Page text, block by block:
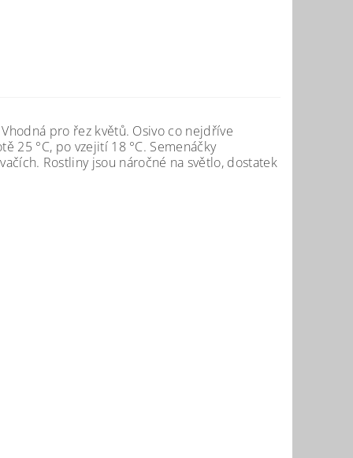
pro řez květů. Osivo co nejdříve
25 °C, po vzejití 18 °C. Semenáčky
Rostliny jsou náročné na světlo, dostatek